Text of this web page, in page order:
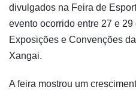
divulgados na Feira de
evento ocorrido entre 27 e
Exposições e Convenções
Xangai.
A feira mostrou um